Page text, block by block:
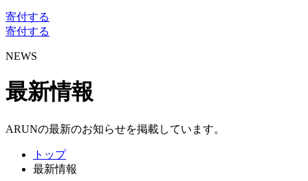
寄付する
寄付する
NEWS
最新情報
ARUNの最新のお知らせを掲載しています。
トップ
最新情報